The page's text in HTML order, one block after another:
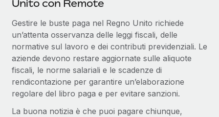
Unito con Remote
Gestire le buste paga nel Regno Unito richiede
un’attenta osservanza delle leggi fiscali, delle
normative sul lavoro e dei contributi previdenziali. Le
aziende devono restare aggiornate sulle aliquote
fiscali, le norme salariali e le scadenze di
rendicontazione per garantire un’elaborazione
regolare del libro paga e per evitare sanzioni.
La buona notizia è che puoi pagare chiunque,